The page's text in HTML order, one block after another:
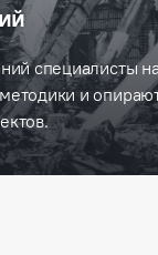
специалисты
и